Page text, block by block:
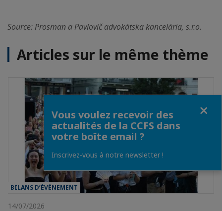
Source: Prosman a Pavlovič advokátska kancelária, s.r.o.
Articles sur le même thème
BILANS D’ÉVÈNEMENT
14/07/2026
Vous voulez recevoir des
actualités de la CCFS dans
votre boîte email ?
Inscrivez-vous à notre newsletter !